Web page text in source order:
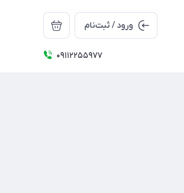
ورود / ثبت‌نام
09112255977